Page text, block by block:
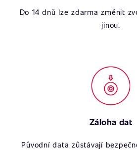
Do 14 dnů lze zdarma změnit
jinou.
Záloha dat
Původní data zůstávají